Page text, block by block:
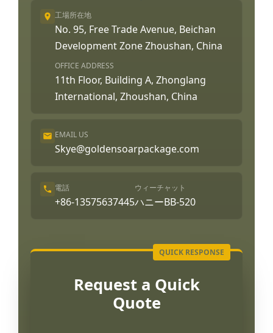
工場所在地
No. 95, Free Trade Avenue, Beichan
Development Zone Zhoushan, China
OFFICE ADDRESS
11th Floor, Building A, Zhonglang
International, Zhoushan, China
EMAIL US
Skye@goldensoarpackage.com
電話
+86-13575637445
ウィーチャット
ハニーBB-520
Request a Quick
Quote